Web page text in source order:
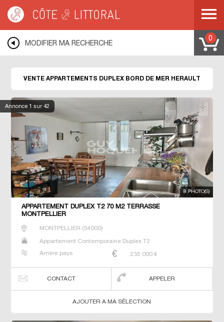
MEDITERRANEE > LANGUEDOC ROUSSILLON
MODIFIER MA RECHERCHE
0
Annonce 1 sur 42
VENTE APPARTEMENTS DUPLEX BORD DE MER HERAULT
8 PHOTO(S)
APPARTEMENT DUPLEX T2 70 M2 TERRASSE
MONTPELLIER
MONTPELLIER (34000)
Appartement Contemporaine Duplex T2
Arrière pays 235 000 €
CONTACT APPELER
AJOUTER A MA SÉLECTION